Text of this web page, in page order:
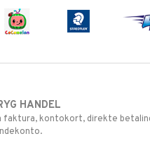
HANDEL
faktura, kontokort, direkte